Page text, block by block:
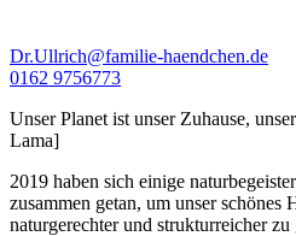
Dr.Ullrich@familie-haendchen.de
0162 9756773
Unser Planet ist unser Zuhause,
Lama]
2019 haben sich einige
zusammen getan, um unser schönes
naturgerechter und strukturreicher zu